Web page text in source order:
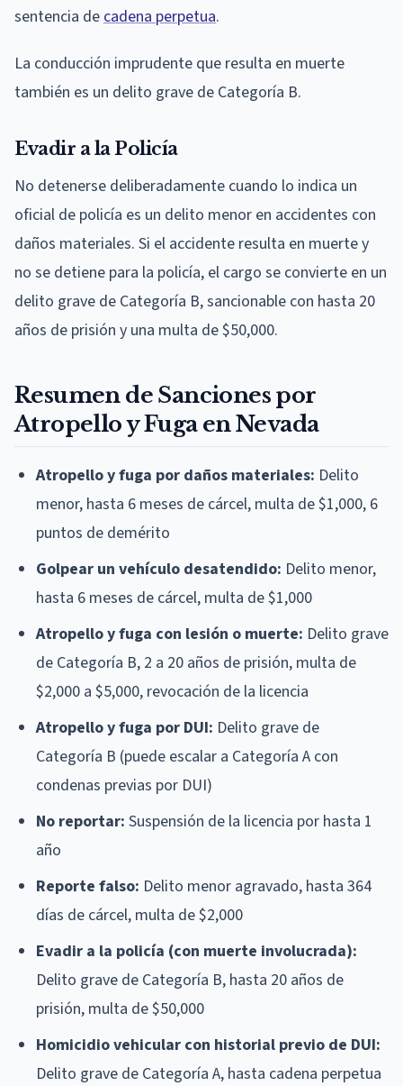
sentencia de cadena perpetua.
La conducción imprudente que resulta en muerte
también es un delito grave de Categoría B.
Evadir a la Policía
No detenerse deliberadamente cuando lo indica un
oficial de policía es un delito menor en accidentes con
daños materiales. Si el accidente resulta en muerte y
no se detiene para la policía, el cargo se convierte en un
delito grave de Categoría B, sancionable con hasta 20
años de prisión y una multa de $50,000.
Resumen de Sanciones por
Atropello y Fuga en Nevada
Atropello y fuga por daños materiales: Delito
menor, hasta 6 meses de cárcel, multa de $1,000, 6
puntos de demérito
Golpear un vehículo desatendido: Delito menor,
hasta 6 meses de cárcel, multa de $1,000
Atropello y fuga con lesión o muerte: Delito grave
de Categoría B, 2 a 20 años de prisión, multa de
$2,000 a $5,000, revocación de la licencia
Atropello y fuga por DUI: Delito grave de
Categoría B (puede escalar a Categoría A con
condenas previas por DUI)
No reportar: Suspensión de la licencia por hasta 1
año
Reporte falso: Delito menor agravado, hasta 364
días de cárcel, multa de $2,000
Evadir a la policía (con muerte involucrada):
Delito grave de Categoría B, hasta 20 años de
prisión, multa de $50,000
Homicidio vehicular con historial previo de DUI:
Delito grave de Categoría A, hasta cadena perpetua